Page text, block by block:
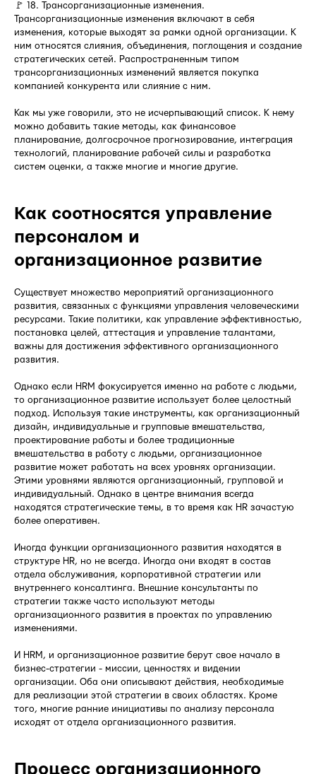
🚩 18. Трансорганизационные изменения.
Трансорганизационные изменения включают в себя
изменения, которые выходят за рамки одной организации. К
ним относятся слияния, объединения, поглощения и создание
стратегических сетей. Распространенным типом
трансорганизационных изменений является покупка
компанией конкурента или слияние с ним.
Как мы уже говорили, это не исчерпывающий список. К нему
можно добавить такие методы, как финансовое
планирование, долгосрочное прогнозирование, интеграция
технологий, планирование рабочей силы и разработка
систем оценки, а также многие и многие другие.
Как соотносятся управление
персоналом и
организационное развитие
Существует множество мероприятий организационного
развития, связанных с функциями управления человеческими
ресурсами. Такие политики, как управление эффективностью,
постановка целей, аттестация и управление талантами,
важны для достижения эффективного организационного
развития.
Однако если HRM фокусируется именно на работе с людьми,
то организационное развитие использует более целостный
подход. Используя такие инструменты, как организационный
дизайн, индивидуальные и групповые вмешательства,
проектирование работы и более традиционные
вмешательства в работу с людьми, организационное
развитие может работать на всех уровнях организации.
Этими уровнями являются организационный, групповой и
индивидуальный. Однако в центре внимания всегда
находятся стратегические темы, в то время как HR зачастую
более оперативен.
Иногда функции организационного развития находятся в
структуре HR, но не всегда. Иногда они входят в состав
отдела обслуживания, корпоративной стратегии или
внутреннего консалтинга. Внешние консультанты по
стратегии также часто используют методы
организационного развития в проектах по управлению
изменениями.
И HRM, и организационное развитие берут свое начало в
бизнес-стратегии - миссии, ценностях и видении
организации. Оба они описывают действия, необходимые
для реализации этой стратегии в своих областях. Кроме
того, многие ранние инициативы по анализу персонала
исходят от отдела организационного развития.
Процесс организационного